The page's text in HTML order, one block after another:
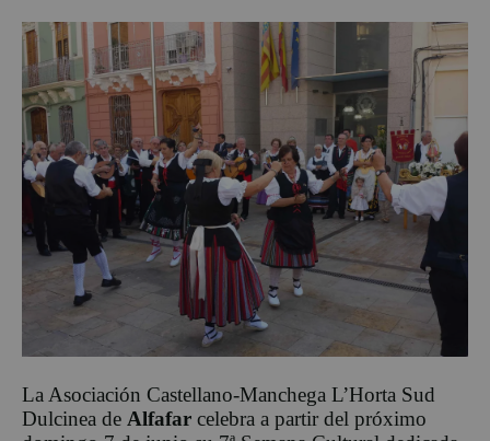
La Asociación Castellano-Manchega L’Horta Sud
Dulcinea de Alfafar celebra a partir del próximo